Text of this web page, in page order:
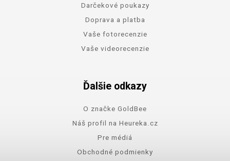
Darčekové poukazy
Doprava a platba
Vaše fotorecenzie
Vaše videorecenzie
Ďalšie odkazy
O značke GoldBee
Náš profil na Heureka.cz
Pre médiá
Obchodné podmienky